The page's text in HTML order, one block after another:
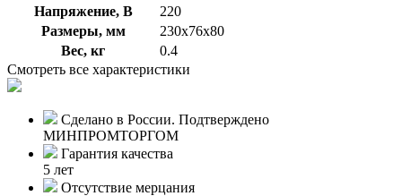
Напряжение, В
220
Размеры, мм
230х76х80
Вес, кг
0.4
Смотреть все характеристики
Сделано в России. Подтверждено
МИНПРОМТОРГОМ
Гарантия качества
5 лет
Отсутствие мерцания